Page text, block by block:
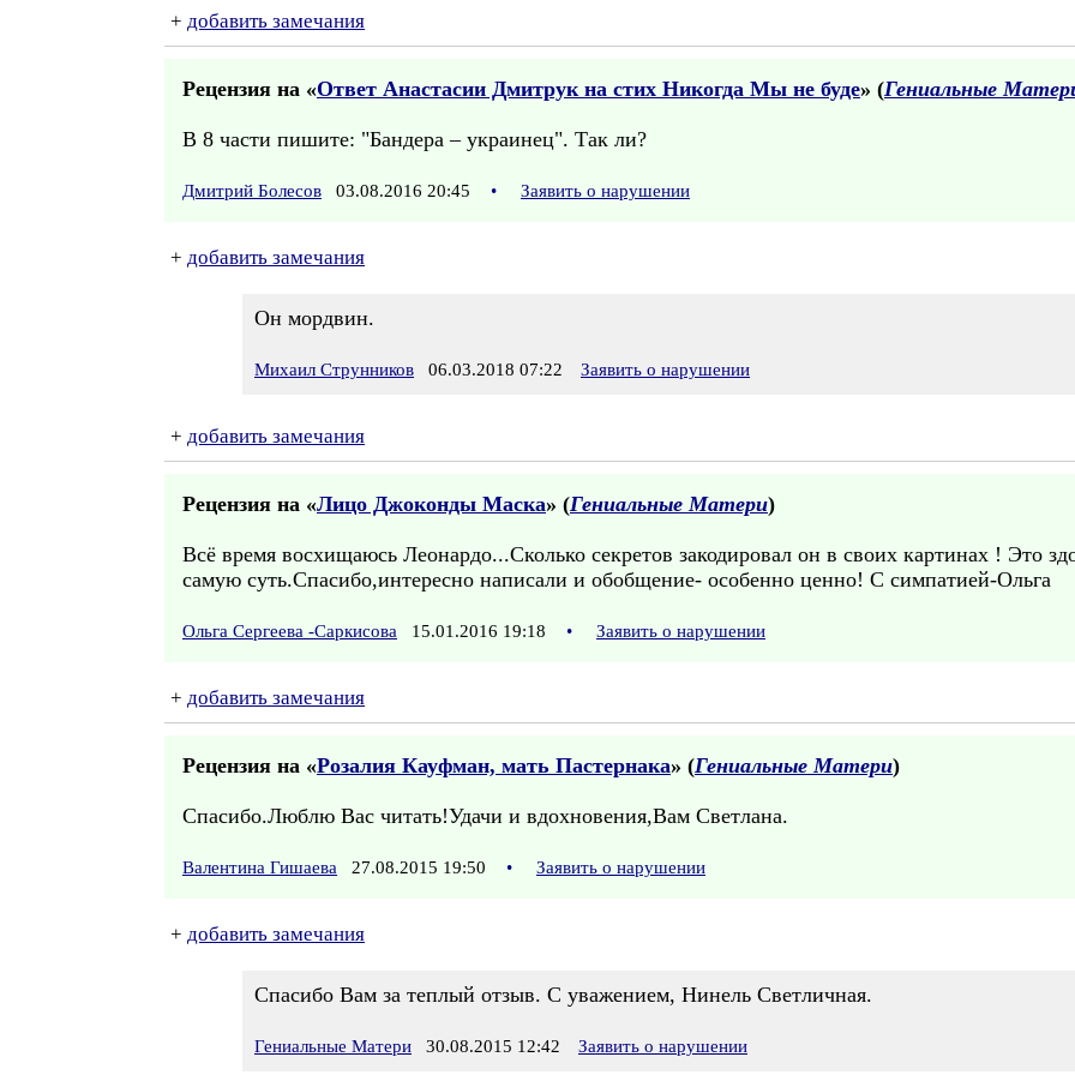
+ добавить замечания
Рецензия на «Ответ Анастасии Дмитрук на стих Никогда Мы не буде» (Гениальные
В 8 части пишите: "Бандера – украинец". Так ли?
Дмитрий Болесов 03.08.2016 20:45 • Заявить о нарушении
+ добавить замечания
Он мордвин.
Михаил Струнников 06.03.2018 07:22 Заявить о нарушении
+ добавить замечания
Рецензия на «Лицо Джоконды Маска» (Гениальные Матери)
Всё время восхищаюсь Леонардо...Сколько секретов закодировал он в своих картинах ! Это
самую суть.Спасибо,интересно написали и обобщение- особенно ценно! С симпатией-Ольга
Ольга Сергеева -Саркисова 15.01.2016 19:18 • Заявить о нарушении
+ добавить замечания
Рецензия на «Розалия Кауфман, мать Пастернака» (Гениальные Матери)
Спасибо.Люблю Вас читать!Удачи и вдохновения,Вам Светлана.
Валентина Гишаева 27.08.2015 19:50 • Заявить о нарушении
+ добавить замечания
Спасибо Вам за теплый отзыв. С уважением, Нинель Светличная.
Гениальные Матери 30.08.2015 12:42 Заявить о нарушении